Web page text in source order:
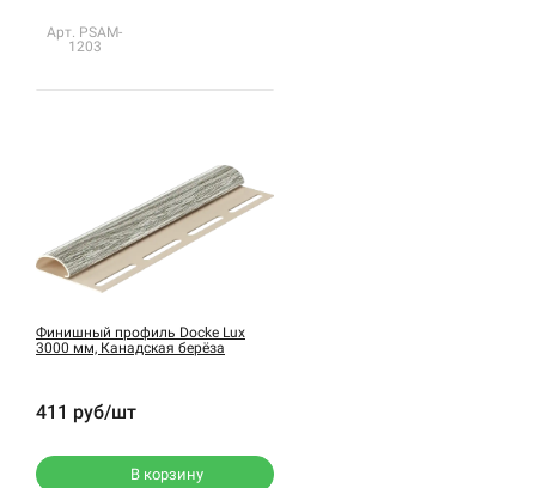
Арт. PSAM-
1203
Финишный профиль Docke Lux
3000 мм, Канадская берёза
411 руб/шт
В корзину